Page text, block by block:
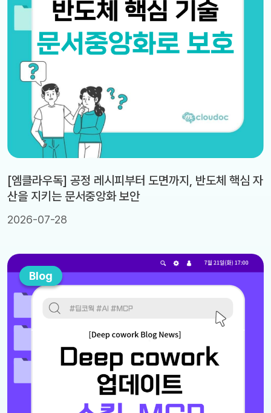
[엠클라우독] 공정 레시피부터 도면까지, 반도체 핵심 자
산을 지키는 문서중앙화 보안
2026-07-28
Blog